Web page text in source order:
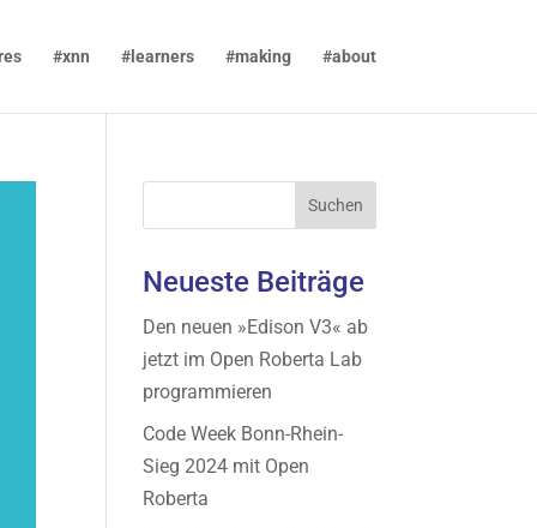
#xnn #learners #making #about
Neueste Beiträge
Den neuen »Edison V3« ab
jetzt im Open Roberta Lab
programmieren
Code Week Bonn-Rhein-
Sieg 2024 mit Open
Roberta